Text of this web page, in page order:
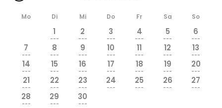
Mo Di Mi Do Fr Sa So
1
---
2
---
3
---
4
---
5
---
6
---
7
---
8
---
9
---
10
---
11
---
12
---
13
---
14
---
15
---
16
---
17
---
18
---
19
---
20
---
21
---
22
---
23
---
24
---
25
---
26
---
27
---
28
---
29
---
30
---